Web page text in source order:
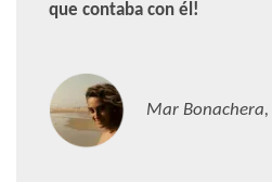
que contaba con él!
Mar